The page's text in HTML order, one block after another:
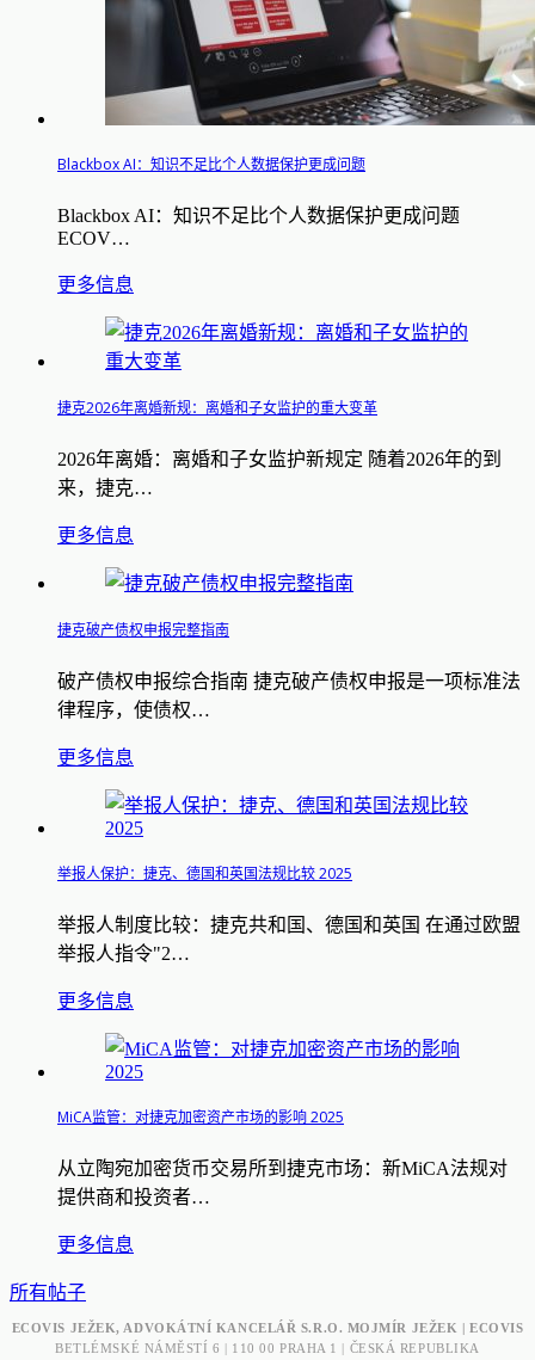
Blackbox AI：知识不足比个人数据保护更成问题
Blackbox AI：知识不足比个人数据保护更成问题
ECOV…
更多信息
捷克2026年离婚新规：离婚和子女监护的重大变革
2026年离婚：离婚和子女监护新规定 随着2026年的到
来，捷克…
更多信息
捷克破产债权申报完整指南
破产债权申报综合指南 捷克破产债权申报是一项标准法
律程序，使债权…
更多信息
举报人保护：捷克、德国和英国法规比较 2025
举报人制度比较：捷克共和国、德国和英国 在通过欧盟
举报人指令"2…
更多信息
MiCA监管：对捷克加密资产市场的影响 2025
从立陶宛加密货币交易所到捷克市场：新MiCA法规对
提供商和投资者…
更多信息
所有帖子
ECOVIS JEŽEK, ADVOKÁTNÍ KANCELÁŘ S.R.O. MOJMÍR JEŽEK | ECOVIS
BETLÉMSKÉ NÁMĚSTÍ 6 | 110 00 PRAHA 1 | ČESKÁ REPUBLIKA